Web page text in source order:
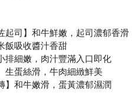
起司】和牛鮮嫩，起司濃郁香滑
飯吸收醬汁香甜
排細嫩，肉汁豐滿入口即化
生蛋絲滑，牛肉細緻鮮美
】和牛嫩滑，蛋黃濃郁濕潤